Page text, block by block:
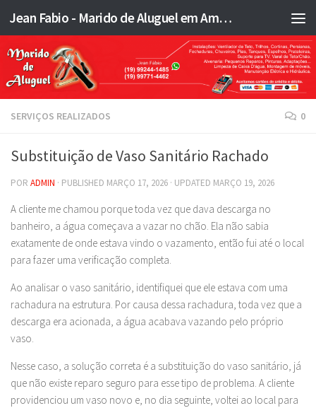
Skip to content Jean Fabio - Marido de Aluguel em Americana SP e região - JFMA
SERVIÇOS REALIZADOS 0
Substituição de Vaso Sanitário Rachado
POR ADMIN · PUBLISHED MARÇO 17, 2026 · UPDATED MARÇO 19, 2026
A cliente me chamou porque toda vez que dava descarga no
banheiro, a água começava a vazar no chão. Ela não sabia
exatamente de onde estava vindo o vazamento, então fui até o local
para fazer uma verificação completa.
Ao analisar o vaso sanitário, identifiquei que ele estava com uma
rachadura na estrutura. Por causa dessa rachadura, toda vez que a
descarga era acionada, a água acabava vazando pelo próprio
vaso.
Nesse caso, a solução correta é a substituição do vaso sanitário, já
que não existe reparo seguro para esse tipo de problema. A cliente
providenciou um vaso novo e, no dia seguinte, voltei ao local para